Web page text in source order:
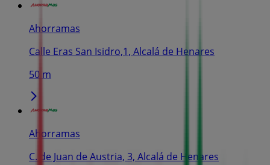
Ahorramas
Calle Eras San Isidro,1, Alcalá de Henares
50 m
Ahorramas
C. de Juan de Austria, 3, Alcalá de Henares